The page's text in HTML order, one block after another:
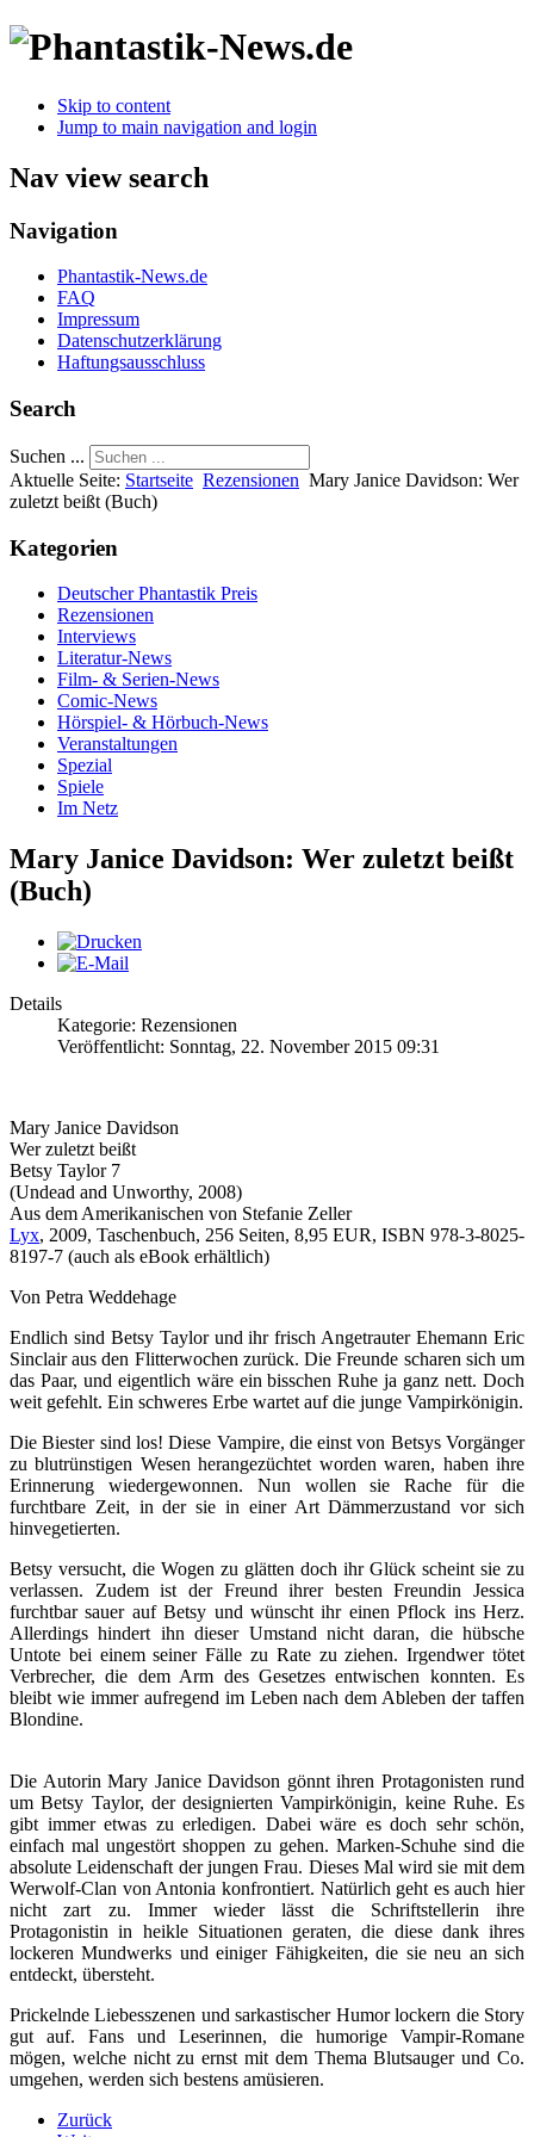
Skip to content
Jump to main navigation and login
Nav view search
Navigation
Phantastik-News.de
FAQ
Impressum
Datenschutzerklärung
Haftungsausschluss
Search
Suchen ...
Aktuelle Seite: Startseite Rezensionen Mary Janice Davidson: Wer
zuletzt beißt (Buch)
Kategorien
Deutscher Phantastik Preis
Rezensionen
Interviews
Literatur-News
Film- & Serien-News
Comic-News
Hörspiel- & Hörbuch-News
Veranstaltungen
Spezial
Spiele
Im Netz
Mary Janice Davidson: Wer zuletzt beißt
(Buch)
Details
Kategorie: Rezensionen
Veröffentlicht: Sonntag, 22. November 2015 09:31
Mary Janice Davidson
Wer zuletzt beißt
Betsy Taylor 7
(Undead and Unworthy, 2008)
Aus dem Amerikanischen von Stefanie Zeller
Lyx, 2009, Taschenbuch, 256 Seiten, 8,95 EUR, ISBN 978-3-8025-
8197-7 (auch als eBook erhältlich)
Von Petra Weddehage
Endlich sind Betsy Taylor und ihr frisch Angetrauter Ehemann Eric
Sinclair aus den Flitterwochen zurück. Die Freunde scharen sich um
das Paar, und eigentlich wäre ein bisschen Ruhe ja ganz nett. Doch
weit gefehlt. Ein schweres Erbe wartet auf die junge Vampirkönigin.
Die Biester sind los! Diese Vampire, die einst von Betsys Vorgänger
zu blutrünstigen Wesen herangezüchtet worden waren, haben ihre
Erinnerung wiedergewonnen. Nun wollen sie Rache für die
furchtbare Zeit, in der sie in einer Art Dämmerzustand vor sich
hinvegetierten.
Betsy versucht, die Wogen zu glätten doch ihr Glück scheint sie zu
verlassen. Zudem ist der Freund ihrer besten Freundin Jessica
furchtbar sauer auf Betsy und wünscht ihr einen Pflock ins Herz.
Allerdings hindert ihn dieser Umstand nicht daran, die hübsche
Untote bei einem seiner Fälle zu Rate zu ziehen. Irgendwer tötet
Verbrecher, die dem Arm des Gesetzes entwischen konnten. Es
bleibt wie immer aufregend im Leben nach dem Ableben der taffen
Blondine.
Die Autorin Mary Janice Davidson gönnt ihren Protagonisten rund
um Betsy Taylor, der designierten Vampirkönigin, keine Ruhe. Es
gibt immer etwas zu erledigen. Dabei wäre es doch sehr schön,
einfach mal ungestört shoppen zu gehen. Marken-Schuhe sind die
absolute Leidenschaft der jungen Frau. Dieses Mal wird sie mit dem
Werwolf-Clan von Antonia konfrontiert. Natürlich geht es auch hier
nicht zart zu. Immer wieder lässt die Schriftstellerin ihre
Protagonistin in heikle Situationen geraten, die diese dank ihres
lockeren Mundwerks und einiger Fähigkeiten, die sie neu an sich
entdeckt, übersteht.
Prickelnde Liebesszenen und sarkastischer Humor lockern die Story
gut auf. Fans und Leserinnen, die humorige Vampir-Romane
mögen, welche nicht zu ernst mit dem Thema Blutsauger und Co.
umgehen, werden sich bestens amüsieren.
Zurück